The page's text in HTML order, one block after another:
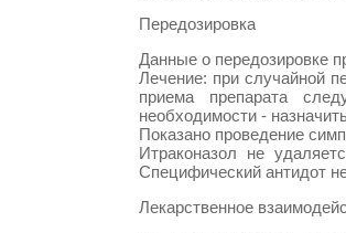
Передозировка
Данные о передозировке
Лечение: при случайной
приема препарата
необходимости -
Показано проведение
Итраконазол не
Специфический антидот
Лекарственное